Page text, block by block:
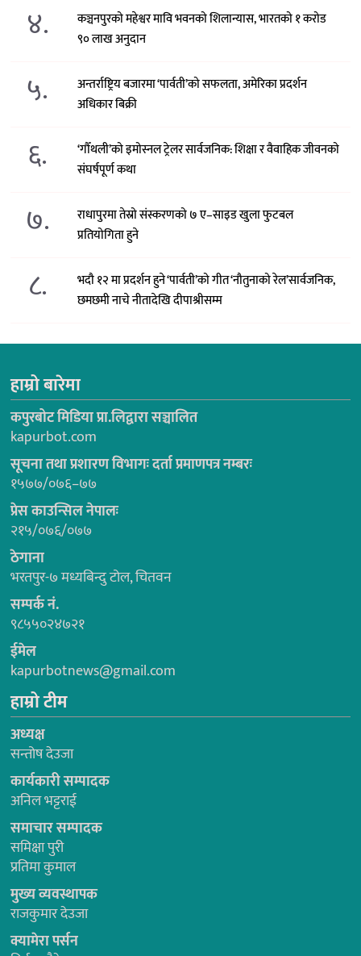
४.
कञ्चनपुरको महेश्वर मावि भवनको शिलान्यास, भारतको १ करोड
९० लाख अनुदान
५.
अन्तर्राष्ट्रिय बजारमा ‘पार्वती’को सफलता, अमेरिका प्रदर्शन
अधिकार बिक्री
६.
‘गौँथली’को इमोस्नल ट्रेलर सार्वजनिक: शिक्षा र वैवाहिक जीवनको
संघर्षपूर्ण कथा
७.
राधापुरमा तेस्रो संस्करणको ७ ए–साइड खुला फुटबल
प्रतियोगिता हुने
८.
भदौ १२ मा प्रदर्शन हुने ‘पार्वती’को गीत ‘नौतुनाको रेल’सार्वजनिक,
छमछमी नाचे नीतादेखि दीपाश्रीसम्म
हाम्रो बारेमा
कपुरबोट मिडिया प्रा.लिद्वारा सञ्चालित
kapurbot.com
सूचना तथा प्रशारण विभागः दर्ता प्रमाणपत्र नम्बरः
१५७७/०७६–७७
प्रेस काउन्सिल नेपालः
२१५/०७६/०७७
ठेगाना
भरतपुर-७ मध्यबिन्दु टोल, चितवन
सम्पर्क नं.
९८५५०२४७२१
ईमेल
kapurbotnews@gmail.com
हाम्रो टीम
अध्यक्ष
सन्तोष देउजा
कार्यकारी सम्पादक
अनिल भट्टराई
समाचार सम्पादक
समिक्षा पुरी
प्रतिमा कुमाल
मुख्य व्यवस्थापक
राजकुमार देउजा
क्यामेरा पर्सन